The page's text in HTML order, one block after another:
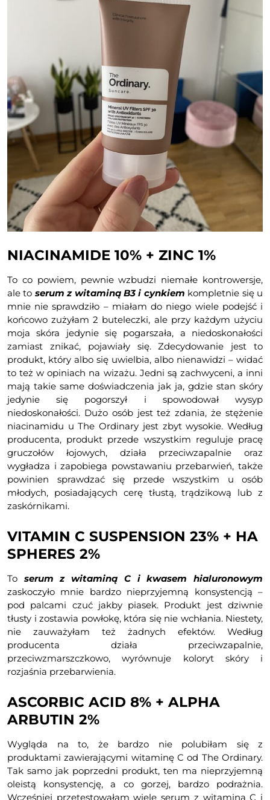
NIACINAMIDE 10% + ZINC 1%
To co powiem, pewnie wzbudzi niemałe kontrowersje,
ale to serum z witaminą B3 i cynkiem kompletnie się u
mnie nie sprawdziło – miałam do niego wiele podejść i
końcowo zużyłam 2 buteleczki, ale przy każdym użyciu
moja skóra jedynie się pogarszała, a niedoskonałości
zamiast znikać, pojawiały się. Zdecydowanie jest to
produkt, który albo się uwielbia, albo nienawidzi – widać
to też w opiniach na wizażu. Jedni są zachwyceni, a inni
mają takie same doświadczenia jak ja, gdzie stan skóry
jedynie się pogorszył i spowodował wysyp
niedoskonałości. Dużo osób jest też zdania, że stężenie
niacinamidu u The Ordinary jest zbyt wysokie. Według
producenta, produkt przede wszystkim reguluje pracę
gruczołów łojowych, działa przeciwzapalnie oraz
wygładza i zapobiega powstawaniu przebarwień, także
powinien sprawdzać się przede wszystkim u osób
młodych, posiadających cerę tłustą, trądzikową lub z
zaskórnikami.
VITAMIN C SUSPENSION 23% + HA
SPHERES 2%
To serum z witaminą C i kwasem hialuronowym
zaskoczyło mnie bardzo nieprzyjemną konsystencją –
pod palcami czuć jakby piasek. Produkt jest dziwnie
tłusty i zostawia powłokę, która się nie wchłania. Niestety,
nie zauważyłam też żadnych efektów. Według
producenta działa przeciwzapalnie,
przeciwzmarszczkowo, wyrównuje koloryt skóry i
rozjaśnia przebarwienia.
ASCORBIC ACID 8% + ALPHA
ARBUTIN 2%
Wygląda na to, że bardzo nie polubiłam się z
produktami zawierającymi witaminę C od The Ordinary.
Tak samo jak poprzedni produkt, ten ma nieprzyjemną
oleistą konsystencję, a co gorzej, bardzo podrażnia.
Wcześniej przetestowałam wiele serum z witaminą C i